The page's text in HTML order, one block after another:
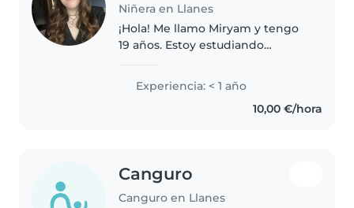
Niñera en Llanes
¡Hola! Me llamo Miryam y tengo
19 años. Estoy estudiando
encanta cuidar niños, asi que
este verano si lo necesitas, no
Experiencia: < 1 año
10,00 €/hora
Canguro
Canguro en Llanes